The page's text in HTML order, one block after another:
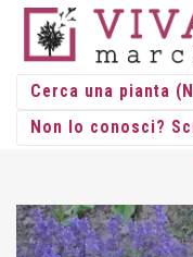
HOME/ERBACEE/